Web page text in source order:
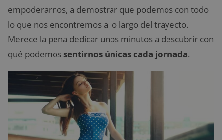
empoderarnos, a demostrar que podemos con todo
lo que nos encontremos a lo largo del trayecto.
Merece la pena dedicar unos minutos a descubrir con
qué podemos sentirnos únicas cada jornada.